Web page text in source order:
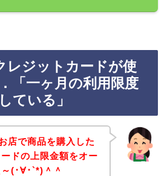
レジットカードが使
「一ヶ月の利用限度
ている」
店で商品を購入した
ドの上限金額をオー
(･∀･`*)＾＾